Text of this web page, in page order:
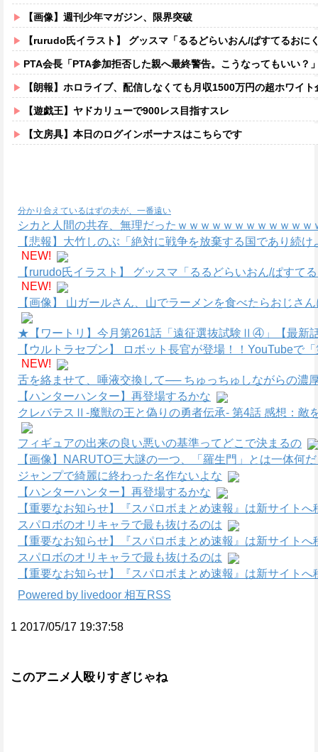
【画像】週刊少年マガジン、限界突破
【rurudo氏イラスト】 グッスマ「るるどらいおん/ぱすてるおにくVer.」
PTA会長「PTA参加拒否した親へ最終警告。こうなってもいい？
【朗報】ホロライブ、配信しなくても月収1500万円の超ホワイト
【遊戯王】ヤドカリューで900レス目指すスレ
【文房具】本日のログインボーナスはこちらです
分かり合えているはずの夫が、一番遠い
シカと人間の共存、無理だったｗｗｗｗｗｗｗｗｗｗｗｗ
【悲報】大竹しのぶ「絶対に戦争を放棄する国であり続
NEW!
【rurudo氏イラスト】 グッスマ「るるどらいおん/ぱすて
NEW!
【画像】 山ガールさん、山でラーメンを食べたらおじさ
★【ワートリ】今月第261話「遠征選抜試験Ⅱ④」【最新
【ウルトラセブン】 ロボット長官が登場！！YouTubeで
NEW!
舌を絡ませて、唾液交換して── ちゅっちゅしながらの濃
【ハンターハンター】再登場するかな
クレバテスⅡ-魔獣の王と偽りの勇者伝承- 第4話 感想：敵
フィギュアの出来の良い悪いの基準ってどこで決まるの
【画像】NARUTO三大謎の一つ、「羅生門」とは一体何
ジャンプで綺麗に終わった名作ないよな
【ハンターハンター】再登場するかな
【重要なお知らせ】『スパロボまとめ速報』は新サイトへ
スパロボのオリキャラで最も抜けるのは
【重要なお知らせ】『スパロボまとめ速報』は新サイトへ
スパロボのオリキャラで最も抜けるのは
【重要なお知らせ】『スパロボまとめ速報』は新サイトへ
Powered by livedoor 相互RSS
1 2017/05/17 19:37:58
このアニメ人殴りすぎじゃね